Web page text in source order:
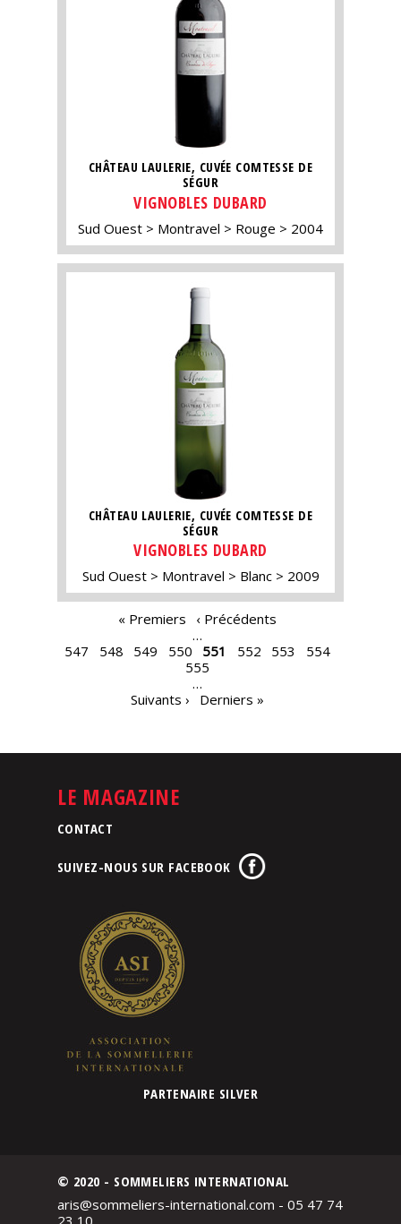
CHÂTEAU LAULERIE, CUVÉE COMTESSE DE
SÉGUR
VIGNOBLES DUBARD
Sud Ouest Montravel Rouge 2004
CHÂTEAU LAULERIE, CUVÉE COMTESSE DE
SÉGUR
VIGNOBLES DUBARD
Sud Ouest Montravel Blanc 2009
« Premiers
‹ Précédents
…
547
548 549 550 551 552 553
554
555
…
Suivants ›
Derniers »
LE MAGAZINE
CONTACT
SUIVEZ-NOUS SUR FACEBOOK
PARTENAIRE SILVER
© 2020 - SOMMELIERS INTERNATIONAL
aris@sommeliers-international.com - 05 47 74
23 10